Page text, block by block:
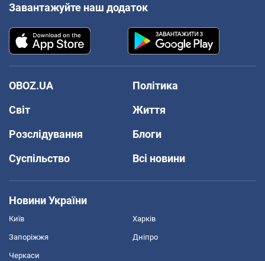
Завантажуйте наш додаток
OBOZ.UA
Політика
Світ
Життя
Розслідування
Блоги
Суспільство
Всі новини
Новини України
Київ Харків
Запоріжжя Дніпро
Черкаси